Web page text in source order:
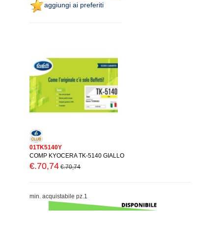
aggiungi ai preferiti
01TK5140Y
COMP KYOCERA TK-5140 GIALLO
€.70,74 €.70,74
min. acquistabile pz.1